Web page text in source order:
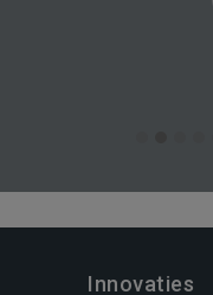
Innovaties